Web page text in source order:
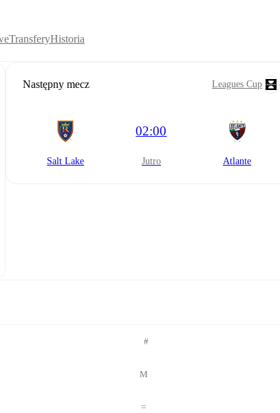
TransferyHistoria
Następny mecz Leagues Cup
Salt Lake
02:00
jutro Atlante
#
M
=